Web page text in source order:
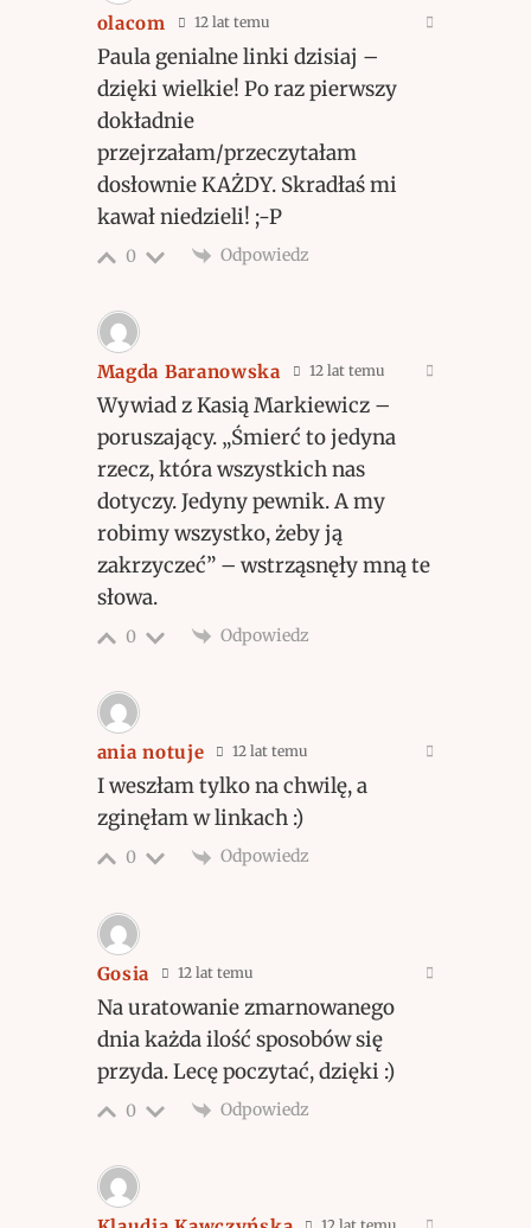
olacom 12 lat temu
Paula genialne linki dzisiaj –
dzięki wielkie! Po raz pierwszy
dokładnie
przejrzałam/przeczytałam
dosłownie KAŻDY. Skradłaś mi
kawał niedzieli! ;-P
0 Odpowiedz
Magda Baranowska 12 lat temu
Wywiad z Kasią Markiewicz –
poruszający. „Śmierć to jedyna
rzecz, która wszystkich nas
dotyczy. Jedyny pewnik. A my
robimy wszystko, żeby ją
zakrzyczeć” – wstrząsnęły mną te
słowa.
0 Odpowiedz
ania notuje 12 lat temu
I weszłam tylko na chwilę, a
zginęłam w linkach :)
0 Odpowiedz
Gosia 12 lat temu
Na uratowanie zmarnowanego
dnia każda ilość sposobów się
przyda. Lecę poczytać, dzięki :)
0 Odpowiedz